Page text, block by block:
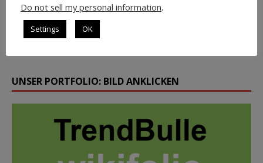
INFO
UNSER PORTFOLIO: BILD ANKLICKEN
Do not sell my personal information.
Settings OK